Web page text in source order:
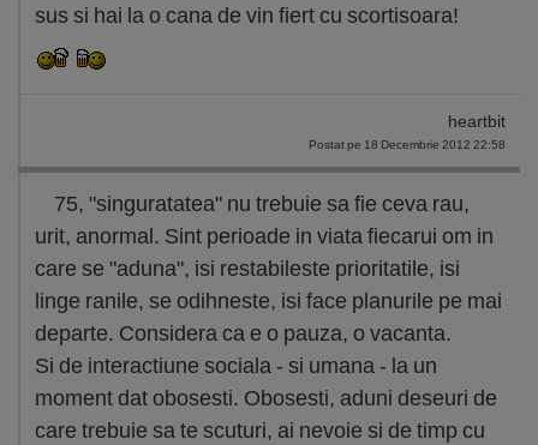
sus si hai la o cana de vin fiert cu scortisoara!
heartbit
Postat pe 18 Decembrie 2012 22:58
75, "singuratatea" nu trebuie sa fie ceva rau,
urit, anormal. Sint perioade in viata fiecarui om in
care se "aduna", isi restabileste prioritatile, isi
linge ranile, se odihneste, isi face planurile pe mai
departe. Considera ca e o pauza, o vacanta.
Si de interactiune sociala - si umana - la un
moment dat obosesti. Obosesti, aduni deseuri de
care trebuie sa te scuturi, ai nevoie si de timp cu